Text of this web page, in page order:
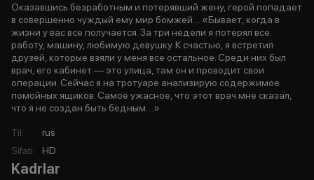
Оказавшись безработным и потерявший жену, герой попадает
в совершенно чуждый ему мир бомжей… «Бывает, когда в
жизни у вас все получается. За три недели я потерял все:
работу, машину, любимую девушку. К счастью, я встретил
друзей, которые взяли у меня все остальное. Среди них был
врач, его кабинет — это улица, там он и проводит свои
операции. Сейчас я на тротуаре анализирую содержимое
помойных ящиков. Самое ужасное, что этот врач мне сказал,
что я не создан быть бедным…»
Til:
rus
Sifati: HD
Kadrlar